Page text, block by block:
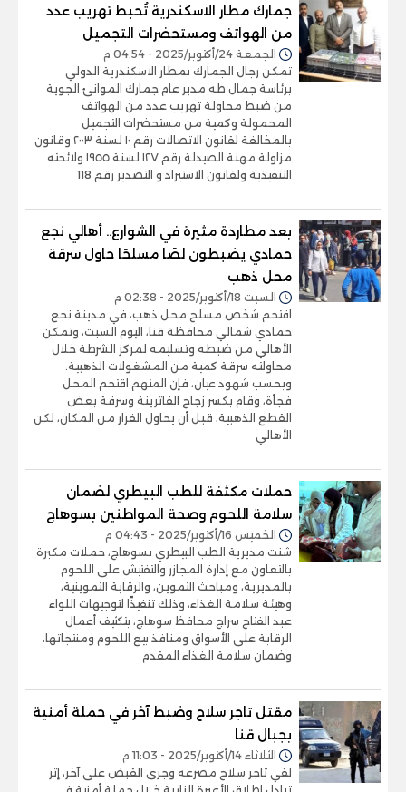
جمارك مطار الاسكندرية تُحبط تهريب عدد
من الهواتف ومستحضرات التجميل
الجمعة 24/أكتوبر/2025 - 04:54 م
تمكن رجال الجمارك بمطار الاسكندرية الدولي
برئاسة جمال طه مدير عام جمارك الموانئ الجوية
من ضبط محاولة تهريب عدد من الهواتف
المحمولة وكمية من مستحضرات التجميل
بالمخالفة لقانون الاتصالات رقم ١٠ لسنة ٢٠٠٣ وقانون
مزاولة مهنة الصيدلة رقم ١٢٧ لسنة ١٩٥٥ ولائحته
التنفيذية ولقانون الاستيراد و التصدير رقم 118
بعد مطاردة مثيرة في الشوارع.. أهالي نجع
حمادي يضبطون لصًا مسلحًا حاول سرقة
محل ذهب
السبت 18/أكتوبر/2025 - 02:38 م
اقتحم شخص مسلح محل ذهب، في مدينة نجع
حمادي شمالي محافظة قنا، اليوم السبت، وتمكن
الأهالي من ضبطه وتسليمه لمركز الشرطة خلال
محاولته سرقة كمية من المشغولات الذهبية.
وبحسب شهود عيان، فإن المتهم اقتحم المحل
فجأة، وقام بكسر زجاج الفاترينة وسرقة بعض
القطع الذهبية، قبل أن يحاول الفرار من المكان، لكن
الأهالي
حملات مكثفة للطب البيطري لضمان
سلامة اللحوم وصحة المواطنين بسوهاج
الخميس 16/أكتوبر/2025 - 04:43 م
شنت مديرية الطب البيطري بسوهاج، حملات مكبرة
بالتعاون مع إدارة المجازر والتفتيش على اللحوم
بالمديرية، ومباحث التموين، والرقابة التموينية،
وهيئة سلامة الغذاء، وذلك تنفيذًا لتوجيهات اللواء
عبد الفتاح سراج محافظ سوهاج، بتكثيف أعمال
الرقابة على الأسواق ومنافذ بيع اللحوم ومنتجاتها،
وضمان سلامة الغذاء المقدم
مقتل تاجر سلاح وضبط آخر في حملة أمنية
بجبال قنا
الثلاثاء 14/أكتوبر/2025 - 11:03 م
لقي تاجر سلاح مصرعه وجرى القبض على آخر، إثر